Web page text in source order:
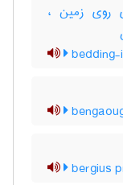
روی زمین ،
bergius